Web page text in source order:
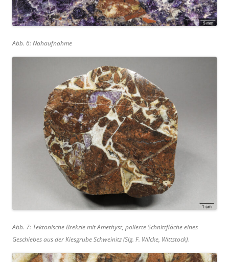
Abb. 6: Nahaufnahme
Abb. 7: Tektonische Brekzie mit Amethyst, polierte Schnittfläche eines
Geschiebes aus der Kiesgrube Schweinitz (Slg. F. Wilcke, Wittstock).